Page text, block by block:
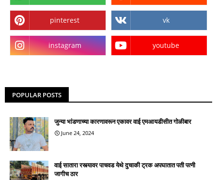
pinterest vk
instagram youtube
POPULAR POSTS
जुन्या भांडणाच्या कारणावरून एकावर वाई एमआयडीसीत गोळीबार
June 24, 2024
वाई सातारा रस्त्यावर पाचवड येथे दुचाकी ट्रक अपघातात पती पत्नी
जागीच ठार